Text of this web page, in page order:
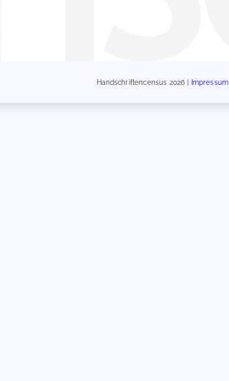
Handschriftencensus 2026 | Impressum